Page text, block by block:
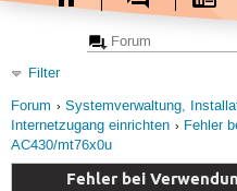
Filter
Forum
Systemverwaltung,
Internetzugang einrichten
Fehler
AC430/mt76x0u
Fehler bei